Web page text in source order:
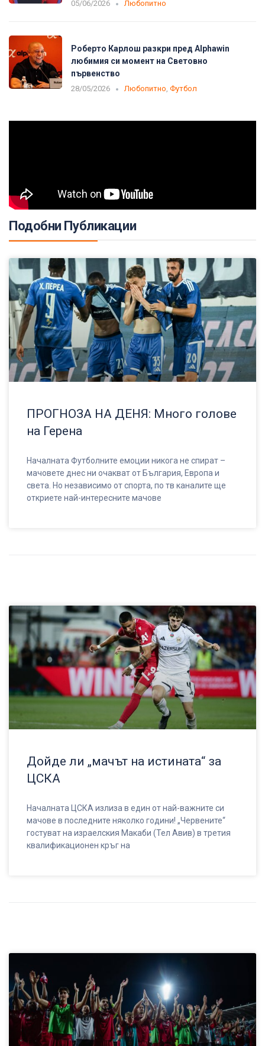
05/06/2026 Любопитно
Роберто Карлош разкри пред Alphawin
любимия си момент на Световно
първенство
28/05/2026 Любопитно Футбол
Подобни Публикации
ПРОГНОЗА НА ДЕНЯ: Много голове
на Герена
Началната Футболните емоции никога не спират –
мачовете днес ни очакват от България, Европа и
света. Но независимо от спорта, по тв каналите ще
откриете най-интересните мачове
Дойде ли „мачът на истината“ за
ЦСКА
Началната ЦСКА излиза в един от най-важните си
мачове в последните няколко години! „Червените“
гостуват на израелския Макаби (Тел Авив) в третия
квалификационен кръг на